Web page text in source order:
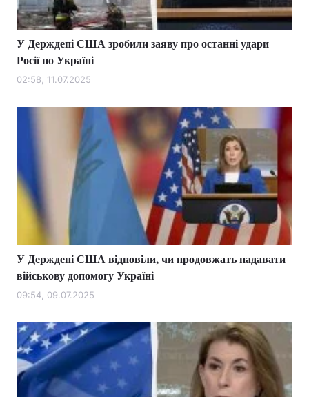
Зброя Інциденти
Здоров'я Туризм
Цікавинки
Екологія Регіони
Відео з Youtube Статті
Інтерв'ю Думки
Вакансії
Контакти
Послуги
У Держдепі США зробили заяву про останні удари
Росії по Україні
02:58, 11.07.2025
У Держдепі США відповіли, чи продовжать надавати
військову допомогу Україні
09:54, 09.07.2025